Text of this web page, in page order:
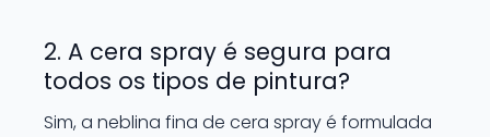
2. A cera spray é segura para
todos os tipos de pintura?
Sim, a neblina fina de cera spray é formulada